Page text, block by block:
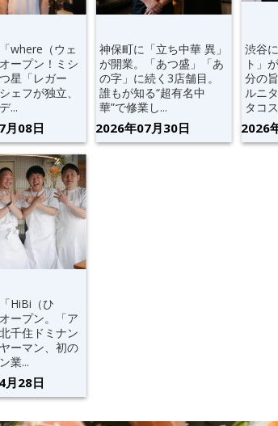
where（ウェ
ープン！ミシ
星「レガー
ェフが独立、
...
月08日
神保町に「立ち中華 異」
が開業。「あつ盛」「あ
の字」に続く3店舗目。
誰もが知る“超有名中
華”で修業し...
2026年07月30日
渋谷
ト」
分の
ルニ
タコ
2026
HiBi（ひ
ープン。「ア
千住ドミナン
ーマン、初の
業...
月28日